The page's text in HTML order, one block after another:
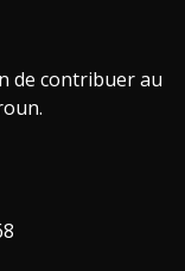
de contribuer au